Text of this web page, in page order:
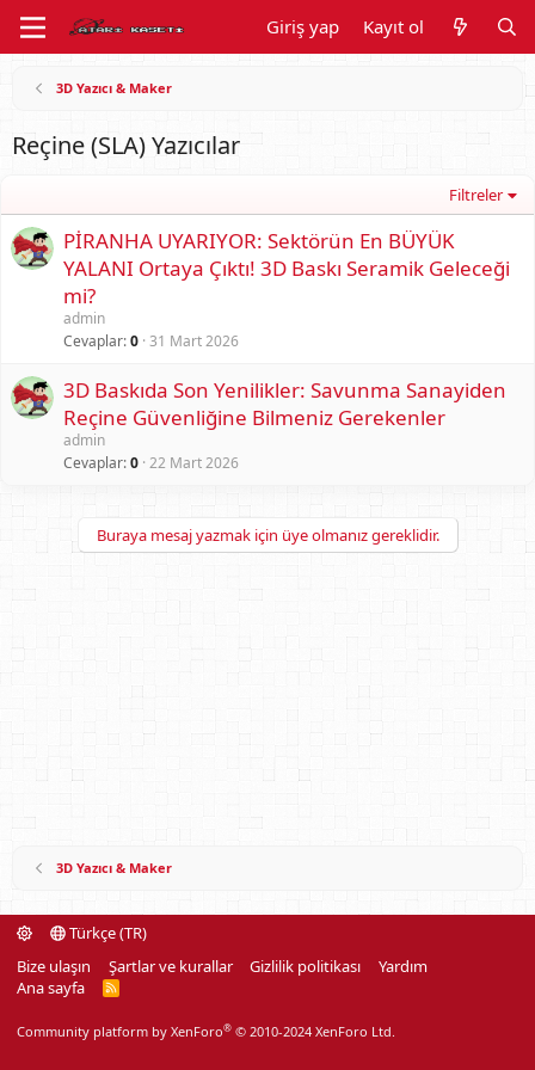
Giriş yap Kayıt ol
3D Yazıcı & Maker
Reçine (SLA) Yazıcılar
Filtreler
PİRANHA UYARIYOR: Sektörün En BÜYÜK
YALANI Ortaya Çıktı! 3D Baskı Seramik Geleceği
mi?
admin
Cevaplar 0 31 Mart 2026
3D Baskıda Son Yenilikler: Savunma Sanayiden
Reçine Güvenliğine Bilmeniz Gerekenler
admin
Cevaplar 0 22 Mart 2026
Buraya mesaj yazmak için üye olmanız gereklidir.
3D Yazıcı & Maker
Türkçe (TR)
Bize ulaşın
Şartlar ve kurallar Gizlilik politikası
Yardım
Ana sayfa
R
Community platform by XenForo® © 2010-2024 XenForo Ltd.